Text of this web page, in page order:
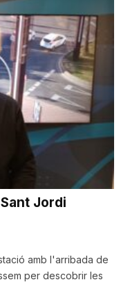
Jordi
amb l'arribada de
per descobrir les